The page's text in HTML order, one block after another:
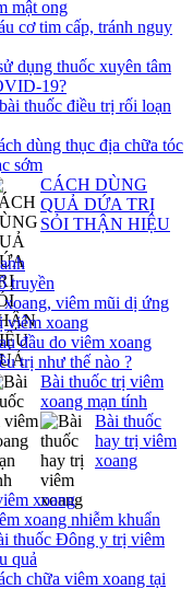
mật ong
cơ tim cấp, tránh nguy
dụng thuốc xuyên tâm
19?
thuốc điều trị rối loạn
dùng thục địa chữa tóc
sớm
CÁCH DÙNG
QUẢ DỨA TRỊ
SỎI THẬN HIỆU
truyền
viêm mũi dị ứng
viêm xoang
đầu do viêm xoang
trị như thế nào ?
Bài thuốc trị viêm
xoang mạn tính
Bài thuốc
hay trị viêm
xoang
xoang
xoang nhiễm khuẩn
thuốc Đông y trị viêm
quả
chữa viêm xoang tại